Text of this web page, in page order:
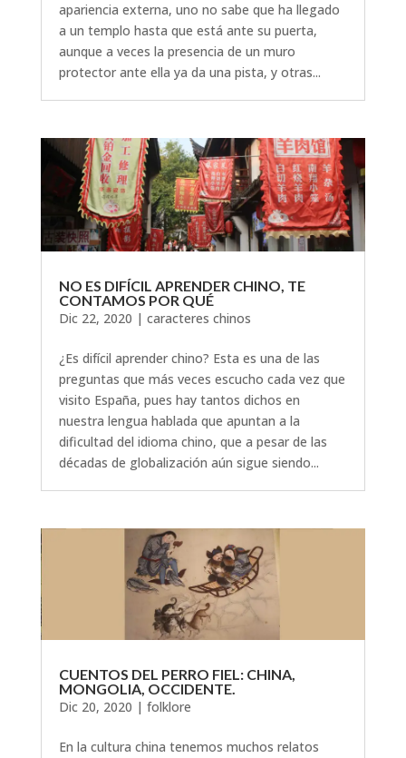
apariencia externa, uno no sabe que ha llegado
a un templo hasta que está ante su puerta,
aunque a veces la presencia de un muro
protector ante ella ya da una pista, y otras...
NO ES DIFÍCIL APRENDER CHINO, TE
CONTAMOS POR QUÉ
Dic 22, 2020 | caracteres chinos
¿Es difícil aprender chino? Esta es una de las
preguntas que más veces escucho cada vez que
visito España, pues hay tantos dichos en
nuestra lengua hablada que apuntan a la
dificultad del idioma chino, que a pesar de las
décadas de globalización aún sigue siendo...
CUENTOS DEL PERRO FIEL: CHINA,
MONGOLIA, OCCIDENTE.
Dic 20, 2020 | folklore
En la cultura china tenemos muchos relatos